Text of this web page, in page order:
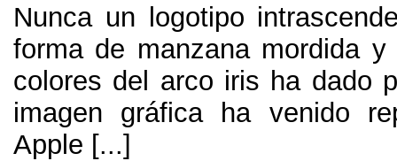
Nunca un logotipo
forma de manzana mordida
colores del arco iris ha dado
imagen gráfica ha venido
Apple [...]